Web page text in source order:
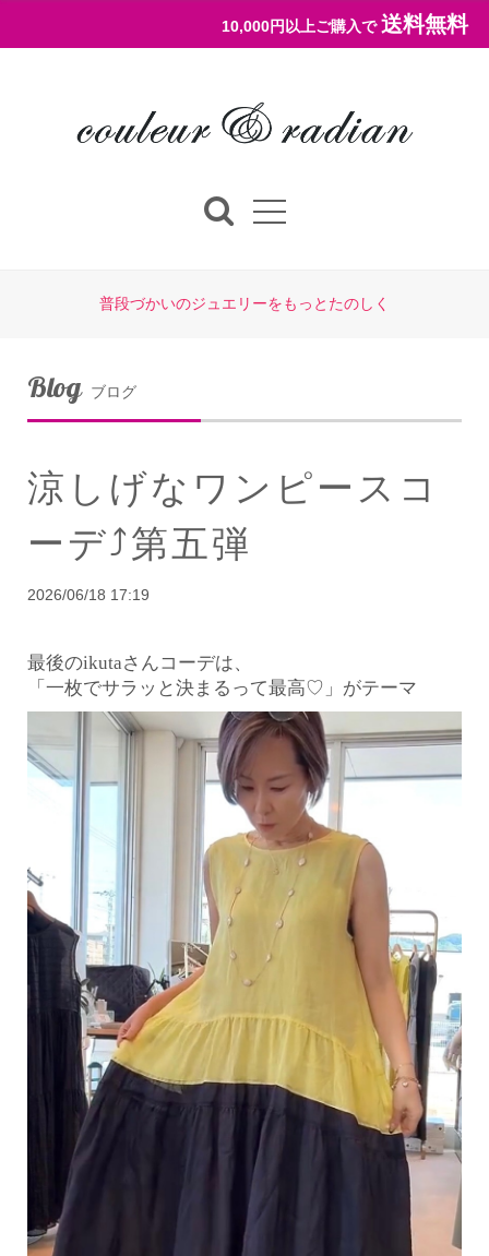
10,000円以上ご購入で 送料無料
普段づかいのジュエリーをもっとたのしく
Blog ブログ
涼しげなワンピースコ
ーデ⤴︎第五弾
2026/06/18 17:19
最後のikutaさんコーデは、
「一枚でサラッと決まるって最高♡」がテーマ